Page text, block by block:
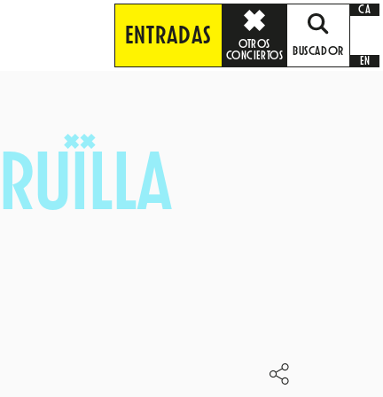
ENTRADAS
OTROS
CONCIERTOS
BUSCADOR
CA
EN